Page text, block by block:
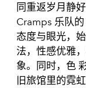
同重返岁月静
Cramps 乐队
态度与眼光，
法，性感优雅
象。同时，色
旧旅馆里的霓